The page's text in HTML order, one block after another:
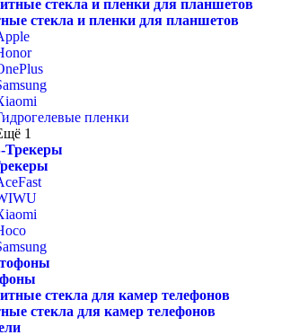
стекла и пленки для планшетов
пленки
1
стекла для камер телефонов